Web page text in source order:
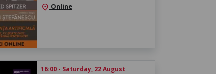
location_on Online
16:00 - Saturday, 22 August